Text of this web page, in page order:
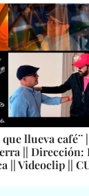
llueva café¨
|| Dirección:
|| Videoclip ||